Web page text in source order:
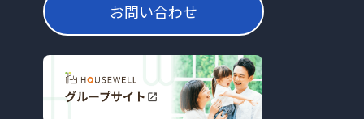
お問い合わせ